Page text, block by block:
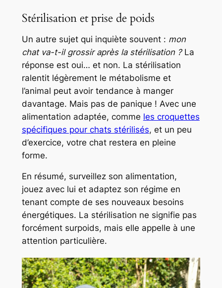
Stérilisation et prise de poids
Un autre sujet qui inquiète souvent : mon
chat va-t-il grossir après la stérilisation ?La
réponse est oui… et non. La stérilisation
ralentit légèrement le métabolisme et
l’animal peut avoir tendance à manger
davantage. Mais pas de panique ! Avec une
alimentation adaptée, comme les croquettes
spécifiques pour chats stérilisés, et un peu
d’exercice, votre chat restera en pleine
forme.
En résumé, surveillez son alimentation,
jouez avec lui et adaptez son régime en
tenant compte de ses nouveaux besoins
énergétiques. La stérilisation ne signifie pas
forcément surpoids, mais elle appelle à une
attention particulière.